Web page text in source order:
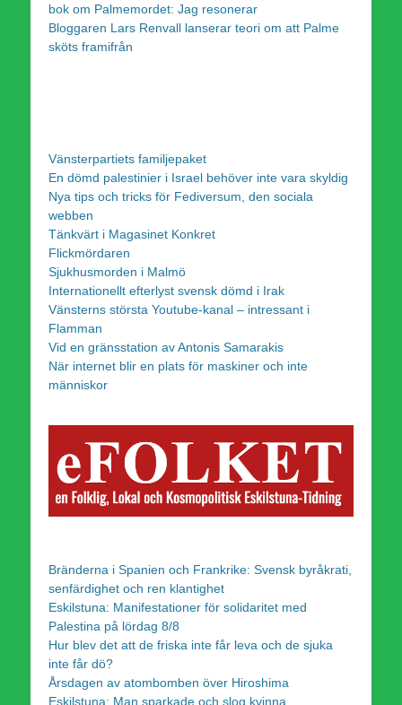
bok om Palmemordet: Jag resonerar
Bloggaren Lars Renvall lanserar teori om att Palme
sköts framifrån
Vänsterpartiets familjepaket
En dömd palestinier i Israel behöver inte vara skyldig
Nya tips och tricks för Fediversum, den sociala
webben
Tänkvärt i Magasinet Konkret
Flickmördaren
Sjukhusmorden i Malmö
Internationellt efterlyst svensk dömd i Irak
Vänsterns största Youtube-kanal – intressant i
Flamman
Vid en gränsstation av Antonis Samarakis
När internet blir en plats för maskiner och inte
människor
Bränderna i Spanien och Frankrike: Svensk byråkrati,
senfärdighet och ren klantighet
Eskilstuna: Manifestationer för solidaritet med
Palestina på lördag 8/8
Hur blev det att de friska inte får leva och de sjuka
inte får dö?
Årsdagen av atombomben över Hiroshima
Eskilstuna: Man sparkade och slog kvinna